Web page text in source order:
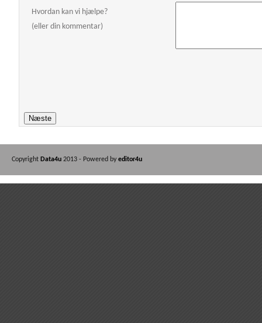
Hvordan kan vi hjælpe?
(eller din kommentar)
Copyright Data4u 2013 - Powered by editor4u